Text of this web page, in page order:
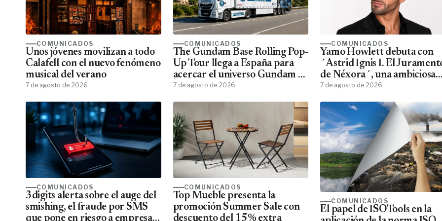
COMUNICADOS
Unos jóvenes movilizan a todo
Calafell con el nuevo fenómeno
musical del verano
7 de agosto de 2026
COMUNICADOS
The Gundam Base Rolling Pop-
Up Tour llega a España para
acercar el universo Gundam a
todos los fans
7 de agosto de 2026
COMUNICADOS
Yamo Howlett debuta con
´Astrid Ignis I. El
de Néxora´, una ambiciosa
saga de fantasía y ciencia
7 de agosto de 2026
COMUNICADOS
3digits alerta sobre el auge del
smishing, el fraude por SMS
que pone en riesgo a empresas
COMUNICADOS
Top Mueble presenta la
promoción Summer Sale con
descuento del 15% extra
COMUNICADOS
El papel de ISOTools en la